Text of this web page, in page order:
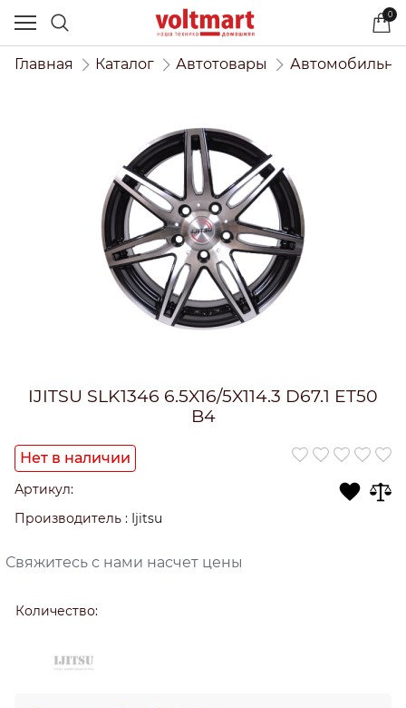
0
Главная Каталог Автотовары
IJITSU SLK1346 6.5X16/5X114.3 D67.1 ET50
B4
Нет в наличии
Артикул:
Производитель : Ijitsu
Свяжитесь с нами насчет цены
Количество: